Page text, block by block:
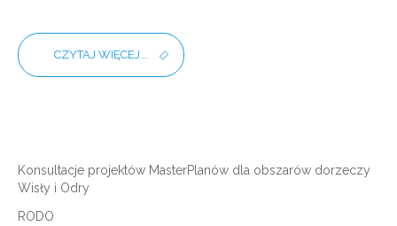
CZYTAJ WIĘCEJ...
Konsultacje projektów MasterPlanów dla obszarów dorzeczy
Wisły i Odry
RODO